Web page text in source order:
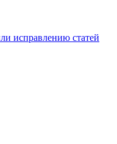
исправлению статей